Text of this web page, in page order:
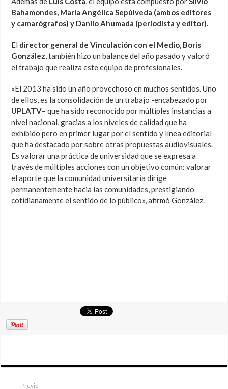
Bahamondes, María Angélica Sepúlveda (ambos editores
y camarógrafos) y Danilo Ahumada (periodista y editor).
El director general de Vinculación con el Medio, Boris
González,también hizo un balance del año pasado y valoró
el trabajo que realiza este equipo de profesionales.
«El 2013 ha sido un año provechoso en muchos sentidos. Uno
de ellos, es la consolidación de un trabajo -encabezado por
UPLATV– que ha sido reconocido por múltiples instancias a
nivel nacional, gracias a los niveles de calidad que ha
exhibido pero en primer lugar por el sentido y línea editorial
que ha destacado por sobre otras propuestas audiovisuales.
Es valorar una práctica de universidad que se expresa a
través de múltiples acciones con un objetivo común: valorar
el aporte que la comunidad universitaria dirige
permanentemente hacia las comunidades, prestigiando
cotidianamente el sentido de lo público», afirmó González.
Previo